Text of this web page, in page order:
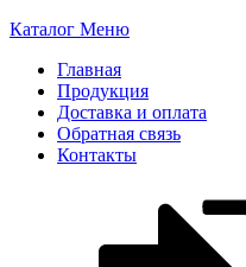
Каталог Меню
Главная
Продукция
Доставка и оплата
Обратная связь
Контакты